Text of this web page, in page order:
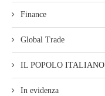
Finance
Global Trade
IL POPOLO ITALIANO
In evidenza